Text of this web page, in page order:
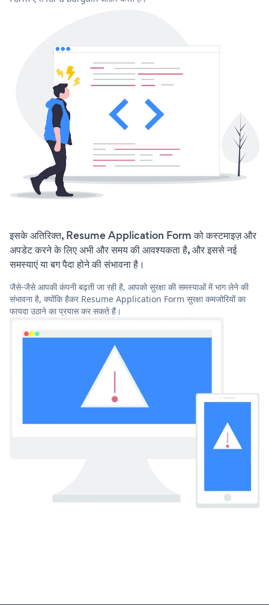
इसके अतिरिक्त, Resume Application Form को कस्टमाइज़ और
अपडेट करने के लिए अभी और समय की आवश्यकता है, और इससे नई
समस्याएं या बग पैदा होने की संभावना है।
जैसे-जैसे आपकी कंपनी बढ़ती जा रही है, आपको सुरक्षा की समस्याओं में भाग लेने की
संभावना है, क्योंकि हैकर Resume Application Form सुरक्षा कमजोरियों का
फायदा उठाने का प्रयास कर सकते हैं।